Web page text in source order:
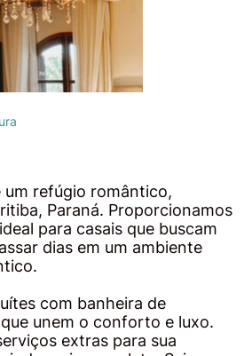
um refúgio romântico,
Paraná. Proporcionamos
para casais que buscam
dias em um ambiente
com banheira de
unem o conforto e luxo.
extras para sua